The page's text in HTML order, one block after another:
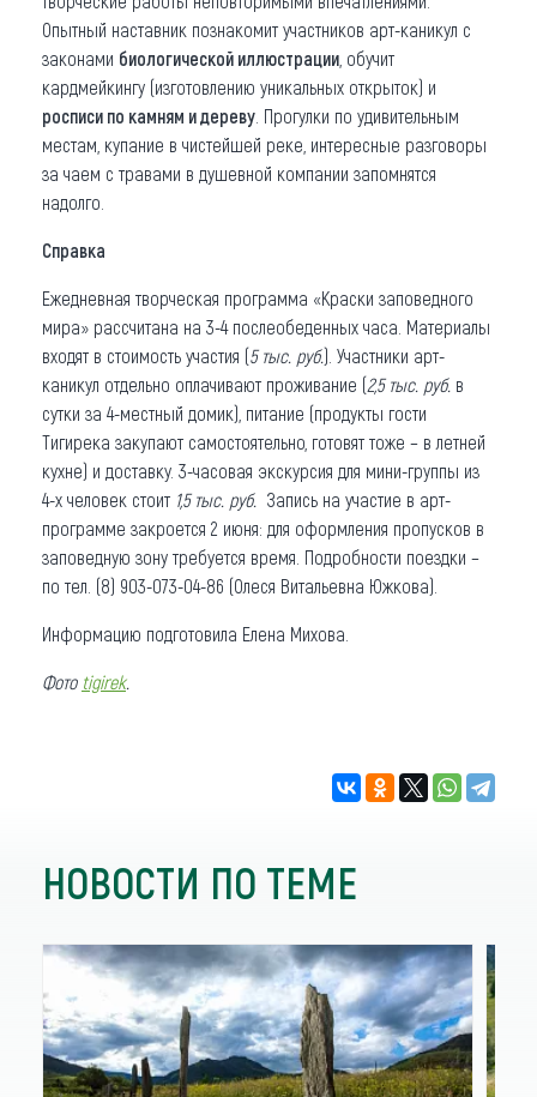
Опытный наставник познакомит участников арт-каникул с
законами биологической иллюстрации , обучит
кардмейкингу (изготовлению уникальных открыток) и
росписи по камням и дереву . Прогулки по удивительным
местам, купание в чистейшей реке, интересные разговоры
за чаем с травами в душевной компании запомнятся
надолго.
Справка
Ежедневная творческая программа «Краски заповедного
мира» рассчитана на 3-4 послеобеденных часа. Материалы
входят в стоимость участия (5 тыс. руб.). Участники арт-
каникул отдельно оплачивают проживание (2,5 тыс. руб. в
сутки за 4-местный домик), питание (продукты гости
Тигирека закупают самостоятельно, готовят тоже – в летней
кухне) и доставку. 3-часовая экскурсия для мини-группы из
4-х человек стоит 1,5 тыс. руб. Запись на участие в арт-
программе закроется 2 июня: для оформления пропусков в
заповедную зону требуется время. Подробности поездки –
по тел. (8) 903-073-04-86 (Олеся Витальевна Южкова).
Информацию подготовила Елена Михова.
Фото tigirek.
НОВОСТИ ПО ТЕМЕ